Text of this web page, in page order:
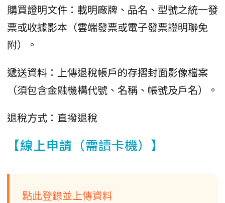
購買證明文件：載明廠牌、品名、型號之統一發
票或收據影本（雲端發票或電子發票證明聯免
附）。
遞送資料：上傳退稅帳戶的存摺封面影像檔案
（須包含金融機構代號、名稱、帳號及戶名）。
退稅方式：直撥退稅
【線上申請（需讀卡機）】
點此登錄並上傳資料